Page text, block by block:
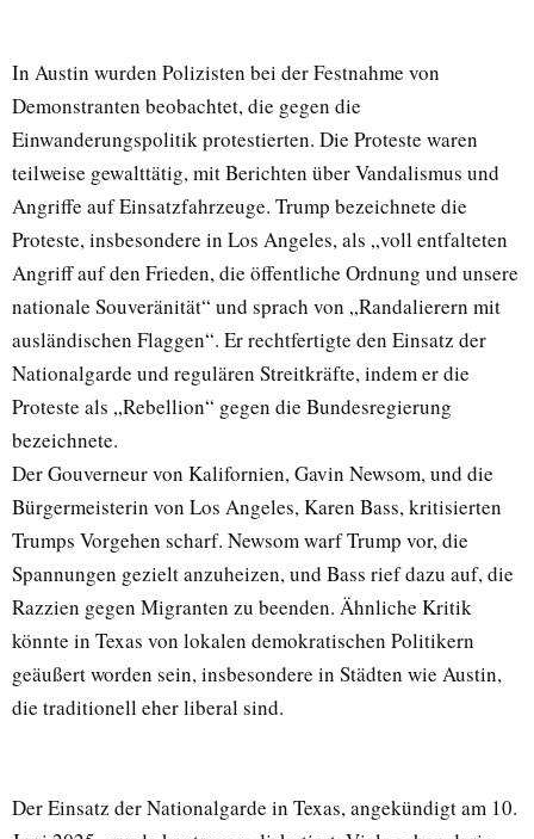
In Austin wurden Polizisten bei der Festnahme von
Demonstranten beobachtet, die gegen die
Einwanderungspolitik protestierten. Die Proteste waren
teilweise gewalttätig, mit Berichten über Vandalismus und
Angriffe auf Einsatzfahrzeuge. Trump bezeichnete die
Proteste, insbesondere in Los Angeles, als „voll entfalteten
Angriff auf den Frieden, die öffentliche Ordnung und unsere
nationale Souveränität“ und sprach von „Randalierern mit
ausländischen Flaggen“. Er rechtfertigte den Einsatz der
Nationalgarde und regulären Streitkräfte, indem er die
Proteste als „Rebellion“ gegen die Bundesregierung
bezeichnete.
Der Gouverneur von Kalifornien, Gavin Newsom, und die
Bürgermeisterin von Los Angeles, Karen Bass, kritisierten
Trumps Vorgehen scharf. Newsom warf Trump vor, die
Spannungen gezielt anzuheizen, und Bass rief dazu auf, die
Razzien gegen Migranten zu beenden. Ähnliche Kritik
könnte in Texas von lokalen demokratischen Politikern
geäußert worden sein, insbesondere in Städten wie Austin,
die traditionell eher liberal sind.
Der Einsatz der Nationalgarde in Texas, angekündigt am 10.